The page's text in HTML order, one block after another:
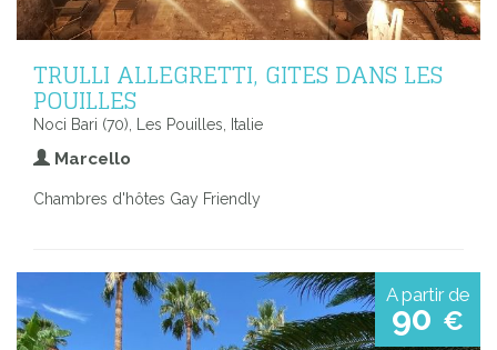
TRULLI ALLEGRETTI, GITES DANS LES
POUILLES
Noci Bari (70), Les Pouilles, Italie
Marcello
Chambres d'hôtes Gay Friendly
A partir de
90 €